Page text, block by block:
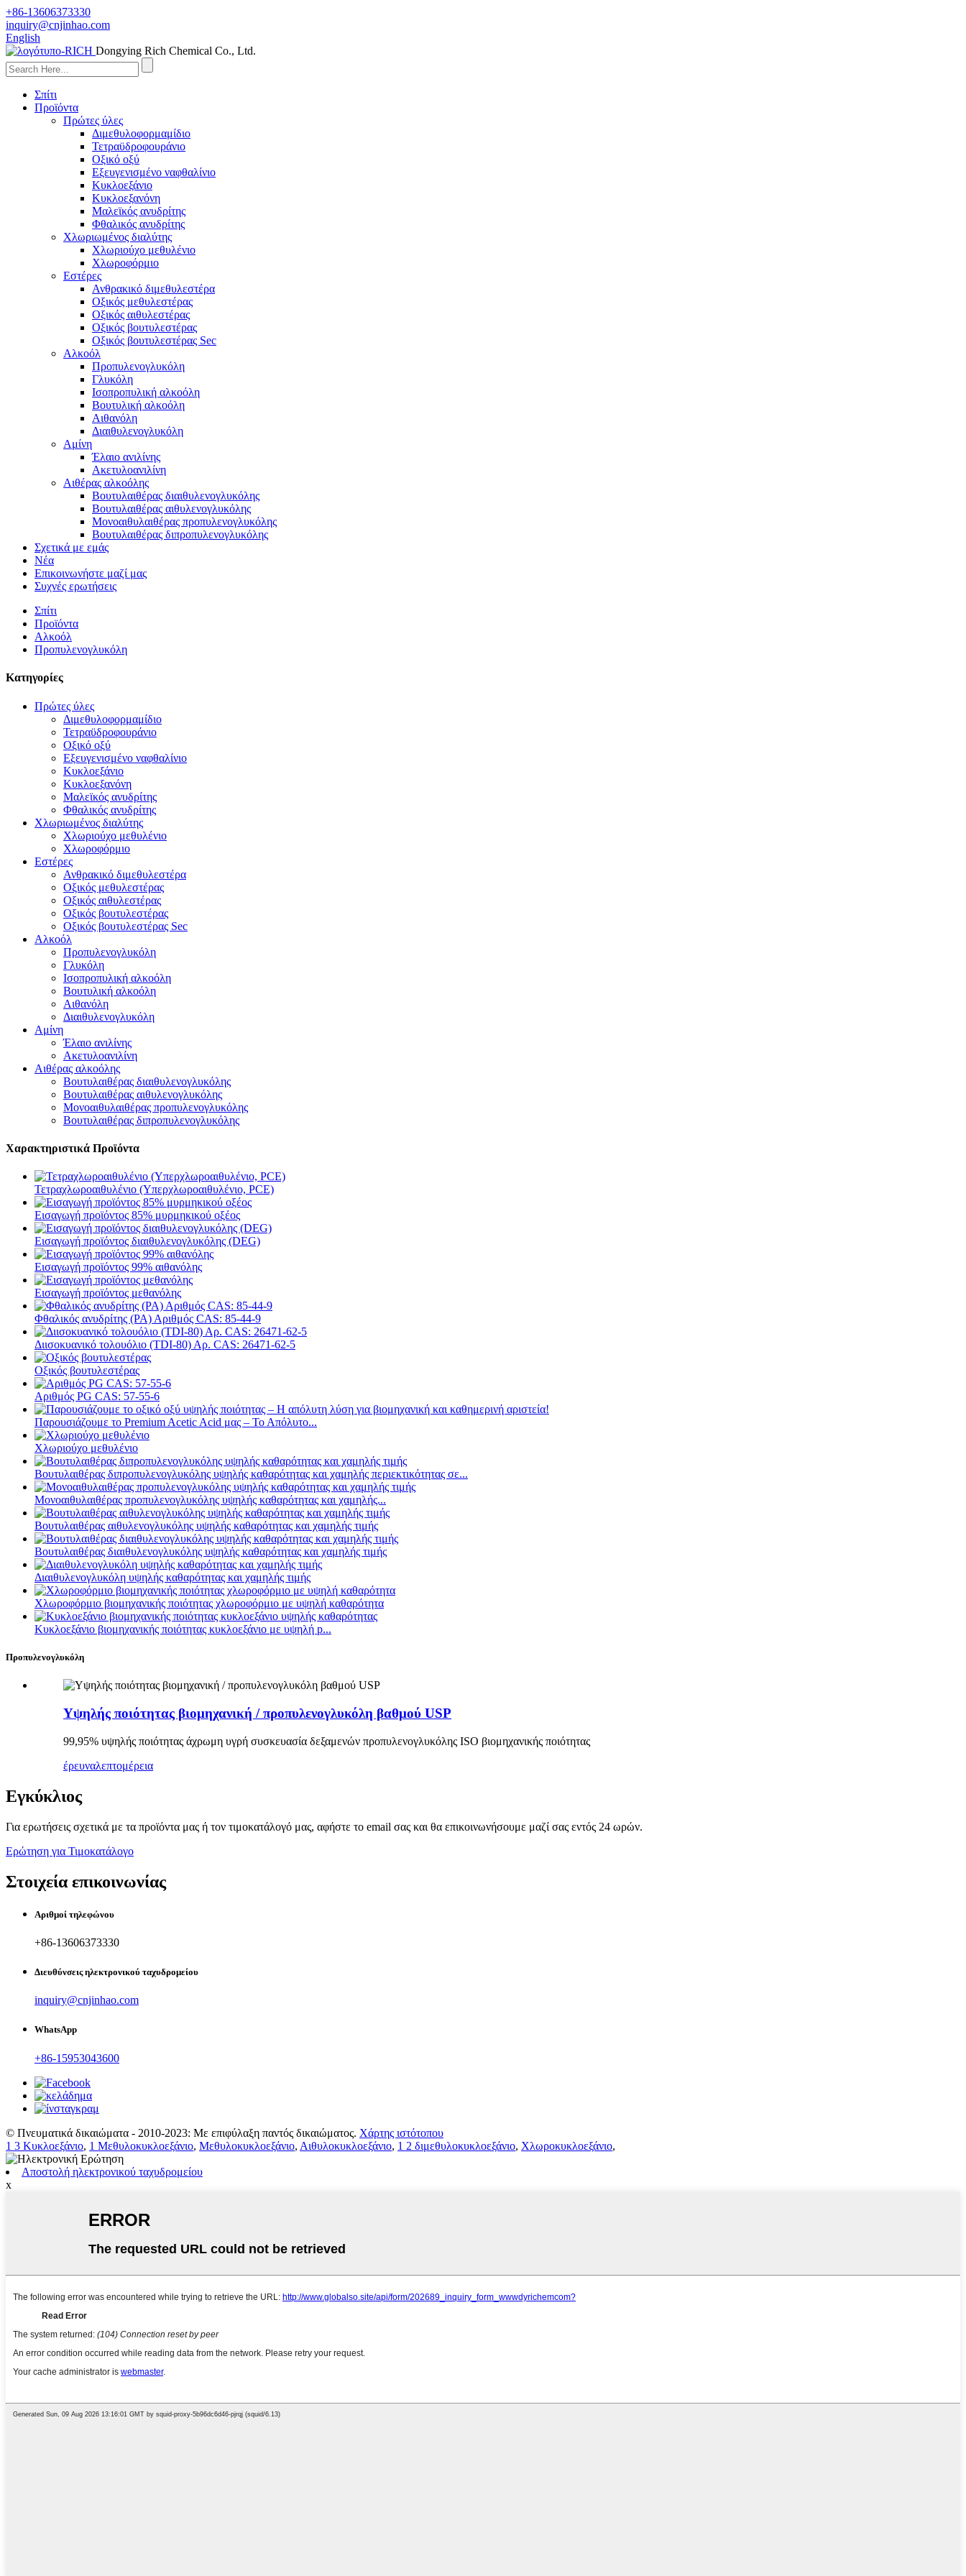
+86-13606373330
inquiry@cnjinhao.com
English
Dongying Rich Chemical Co., Ltd.
Σπίτι
Προϊόντα
Πρώτες ύλες
Διμεθυλοφορμαμίδιο
Τετραϋδροφουράνιο
Οξικό οξύ
Εξευγενισμένο ναφθαλίνιο
Κυκλοεξάνιο
Κυκλοεξανόνη
Μαλεϊκός ανυδρίτης
Φθαλικός ανυδρίτης
Χλωριωμένος διαλύτης
Χλωριούχο μεθυλένιο
Χλωροφόρμιο
Εστέρες
Ανθρακικό διμεθυλεστέρα
Οξικός μεθυλεστέρας
Οξικός αιθυλεστέρας
Οξικός βουτυλεστέρας
Οξικός βουτυλεστέρας Sec
Αλκοόλ
Προπυλενογλυκόλη
Γλυκόλη
Ισοπροπυλική αλκοόλη
Βουτυλική αλκοόλη
Αιθανόλη
Διαιθυλενογλυκόλη
Αμίνη
Έλαιο ανιλίνης
Ακετυλοανιλίνη
Αιθέρας αλκοόλης
Βουτυλαιθέρας διαιθυλενογλυκόλης
Βουτυλαιθέρας αιθυλενογλυκόλης
Μονοαιθυλαιθέρας προπυλενογλυκόλης
Βουτυλαιθέρας διπροπυλενογλυκόλης
Σχετικά με εμάς
Νέα
Επικοινωνήστε μαζί μας
Συχνές ερωτήσεις
Σπίτι
Προϊόντα
Αλκοόλ
Προπυλενογλυκόλη
Κατηγορίες
Πρώτες ύλες
Διμεθυλοφορμαμίδιο
Τετραϋδροφουράνιο
Οξικό οξύ
Εξευγενισμένο ναφθαλίνιο
Κυκλοεξάνιο
Κυκλοεξανόνη
Μαλεϊκός ανυδρίτης
Φθαλικός ανυδρίτης
Χλωριωμένος διαλύτης
Χλωριούχο μεθυλένιο
Χλωροφόρμιο
Εστέρες
Ανθρακικό διμεθυλεστέρα
Οξικός μεθυλεστέρας
Οξικός αιθυλεστέρας
Οξικός βουτυλεστέρας
Οξικός βουτυλεστέρας Sec
Αλκοόλ
Προπυλενογλυκόλη
Γλυκόλη
Ισοπροπυλική αλκοόλη
Βουτυλική αλκοόλη
Αιθανόλη
Διαιθυλενογλυκόλη
Αμίνη
Έλαιο ανιλίνης
Ακετυλοανιλίνη
Αιθέρας αλκοόλης
Βουτυλαιθέρας διαιθυλενογλυκόλης
Βουτυλαιθέρας αιθυλενογλυκόλης
Μονοαιθυλαιθέρας προπυλενογλυκόλης
Βουτυλαιθέρας διπροπυλενογλυκόλης
Χαρακτηριστικά Προϊόντα
Τετραχλωροαιθυλένιο (Υπερχλωροαιθυλένιο, PCE)
Εισαγωγή προϊόντος 85% μυρμηκικού οξέος
Εισαγωγή προϊόντος διαιθυλενογλυκόλης (DEG)
Εισαγωγή προϊόντος 99% αιθανόλης
Εισαγωγή προϊόντος μεθανόλης
Φθαλικός ανυδρίτης (PA) Αριθμός CAS: 85-44-9
Διισοκυανικό τολουόλιο (TDI-80) Αρ. CAS: 26471-62-5
Οξικός βουτυλεστέρας
Αριθμός PG CAS: 57-55-6
Παρουσιάζουμε το Premium Acetic Acid μας – Το Απόλυτο...
Χλωριούχο μεθυλένιο
Βουτυλαιθέρας διπροπυλενογλυκόλης υψηλής καθαρότητας και χαμηλής περιεκτικότητας σε...
Μονοαιθυλαιθέρας προπυλενογλυκόλης υψηλής καθαρότητας και χαμηλής...
Βουτυλαιθέρας αιθυλενογλυκόλης υψηλής καθαρότητας και χαμηλής τιμής
Βουτυλαιθέρας διαιθυλενογλυκόλης υψηλής καθαρότητας και χαμηλής τιμής
Διαιθυλενογλυκόλη υψηλής καθαρότητας και χαμηλής τιμής
Χλωροφόρμιο βιομηχανικής ποιότητας χλωροφόρμιο με υψηλή καθαρότητα
Κυκλοεξάνιο βιομηχανικής ποιότητας κυκλοεξάνιο με υψηλή p...
Προπυλενογλυκόλη
Υψηλής ποιότητας βιομηχανική / προπυλενογλυκόλη βαθμού USP
99,95% υψηλής ποιότητας άχρωμη υγρή συσκευασία δεξαμενών προπυλενογλυκόλης ISO βιομηχανικής ποιότητας
έρευναλεπτομέρεια
Εγκύκλιος
Για ερωτήσεις σχετικά με τα προϊόντα μας ή τον τιμοκατάλογό μας, αφήστε το email σας και θα επικοινωνήσουμε μαζί σας εντός 24 ωρών.
Ερώτηση για Τιμοκατάλογο
Στοιχεία επικοινωνίας
Αριθμοί τηλεφώνου
+86-13606373330
Διευθύνσεις ηλεκτρονικού ταχυδρομείου
inquiry@cnjinhao.com
WhatsApp
+86-15953043600
© Πνευματικά δικαιώματα - 2010-2023: Με επιφύλαξη παντός δικαιώματος. Χάρτης ιστότοπου
1 3 Κυκλοεξάνιο, 1 Μεθυλοκυκλοεξάνιο, Μεθυλοκυκλοεξάνιο, Αιθυλοκυκλοεξάνιο, 1 2 διμεθυλοκυκλοεξάνιο, Χλωροκυκλοεξάνιο,
Αποστολή ηλεκτρονικού ταχυδρομείου
x